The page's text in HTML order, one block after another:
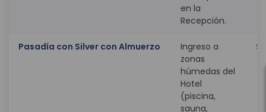
en la
Recepción.
Pasadía con Silver con Almuerzo
Ingreso a
zonas
húmedas del
Hotel
(piscina,
sauna,
$